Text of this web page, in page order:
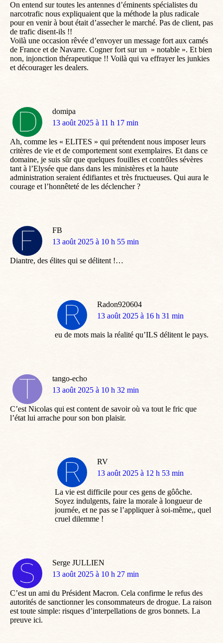
On entend sur toutes les antennes d’éminents spécialistes du
narcotrafic nous expliquaient que la méthode la plus radicale
pour en venir à bout était d’assecher le marché. Pas de client, pas
de trafic disent-ils !!
Voilà une occasion rêvée d’envoyer un message fort aux camés
de France et de Navarre. Cogner fort sur un » notable ». Et bien
non, injonction thérapeutique !! Voilà qui va effrayer les junkies
et décourager les dealers.
domipa
dit
13 août 2025 à 11 h 17 min
Ah, comme les « ELITES » qui prétendent nous imposer leurs
critères de vie et de comportement sont exemplaires. Et dans ce
domaine, je suis sûr que quelques fouilles et contrôles sévères
tant à l’Elysée que dans dans les ministères et la haute
administration seraient édifiantes et très fructueuses. Qui aura le
courage et l’honnêteté de les déclencher ?
FB
dit
13 août 2025 à 10 h 55 min
Diantre, des élites qui se délitent !…
Radon920604
dit
13 août 2025 à 16 h 31 min
eu de mots mais la réalité qu’ILS délitent le pays.
tango-echo
dit
13 août 2025 à 10 h 32 min
C’est Nicolas qui est content de savoir où va tout le fric que
l’état lui arrache pour son bon plaisir.
RV
dit
13 août 2025 à 12 h 53 min
La vie est difficile pour ces gens de gôôche.
Soyez indulgents, faire la morale à longueur de
journée, et ne pas se l’appliquer à soi-même,, quel
cruel dilemme !
Serge JULLIEN
dit
13 août 2025 à 10 h 27 min
C’est un ami du Président Macron. Cela confirme le refus des
autorités de sanctionner les consommateurs de drogue. La raison
est toute simple: risques d’interpellations de gros bonnets. La
preuve ici.